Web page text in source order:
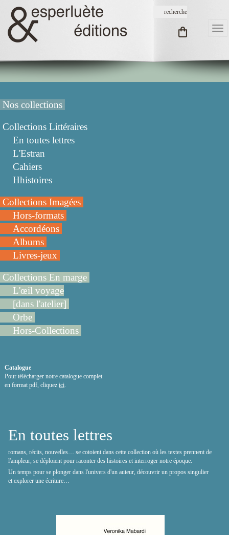
Nos collections
Collections Littéraires
En toutes lettres
L'Estran
Cahiers
Hhistoires
Collections Imagées
Hors-formats
Accordéons
Albums
Livres-jeux
Collections En marge
L'œil voyage
[dans l'atelier]
Orbe
Hors-Collections
Catalogue
Pour télécharger notre catalogue complet
en format pdf, cliquez ici.
En toutes lettres
romans, récits, nouvelles… se cotoient dans cette collection où les textes prennent de
l'ampleur, se déploient pour raconter des histoires et interroger notre époque.
Un temps pour se plonger dans l'univers d'un auteur, découvrir un propos singulier
et explorer une écriture…